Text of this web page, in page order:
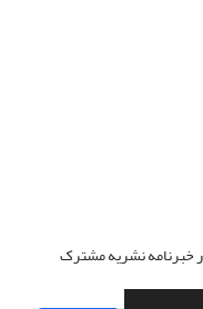
خبرنامه نشریه مشترک